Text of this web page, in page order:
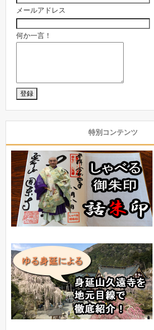
メールアドレス
何か一言！
特別コンテンツ